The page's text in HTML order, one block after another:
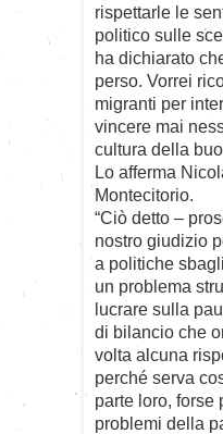
rispettarle le
politico sulle
ha dichiarato
perso. Vorrei
migranti per
vincere mai
cultura della
Lo afferma
Montecitorio.
“Ciò detto –
nostro giudizio
a politiche
un problema
lucrare sulla
di bilancio che
volta alcuna
perché serva
parte loro, forse
problemi della